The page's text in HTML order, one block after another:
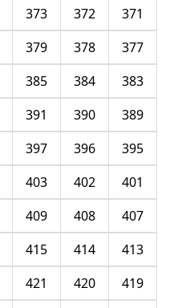
371
372
373
377
378
379
383
384
385
389
390
391
395
396
397
401
402
403
407
408
409
413
414
415
419
420
421